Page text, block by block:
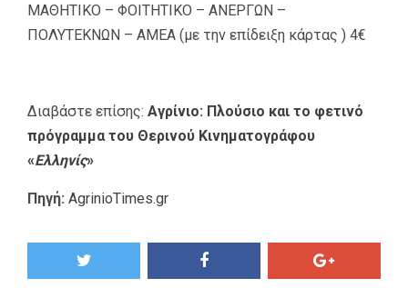
ΜΑΘΗΤΙΚΟ – ΦΟΙΤΗΤΙΚΟ – ΑΝΕΡΓΩΝ –
ΠΟΛΥΤΕΚΝΩΝ – ΑΜΕΑ (με την επίδειξη κάρτας ) 4€
Διαβάστε επίσης: Αγρίνιο: Πλούσιο και το φετινό
πρόγραμμα του Θερινού Κινηματογράφου
«Ελληνίς»
Πηγή: AgrinioTimes.gr